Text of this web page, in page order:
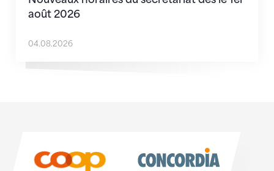
août 2026
04.08.2026